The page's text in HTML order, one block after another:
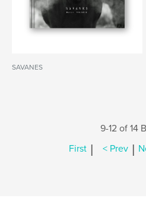
SAVANES
9-12 of 14
First | < Prev |